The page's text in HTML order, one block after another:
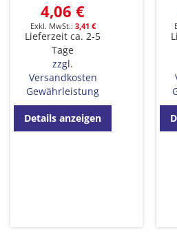
4,06 €
3,41 €
Lieferzeit ca. 2-5
Tage
zzgl.
Versandkosten
Gewährleistung
Details anzeigen